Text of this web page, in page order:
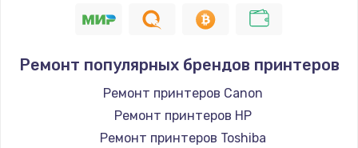
Ремонт разъема SIM-карты
Заказать
Замена GPS модуля
880 руб.
Ремонт популярных брендов принтеров
Ремонт принтеров Canon
Ремонт принтеров HP
Ремонт принтеров Toshiba